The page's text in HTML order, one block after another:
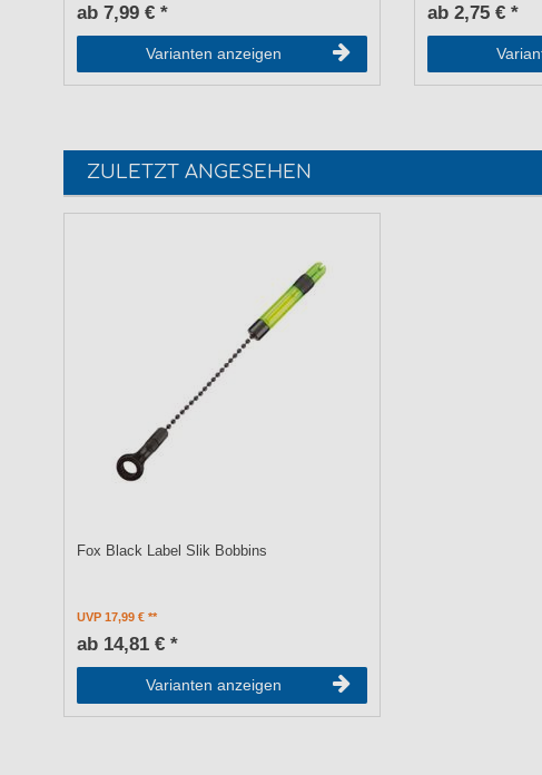
ab 7,99 € *
Varianten anzeigen
ab 2,75 € *
ZULETZT ANGESEHEN
Fox Black Label Slik Bobbins
UVP 17,99 €
ab 14,81 € *
Varianten anzeigen